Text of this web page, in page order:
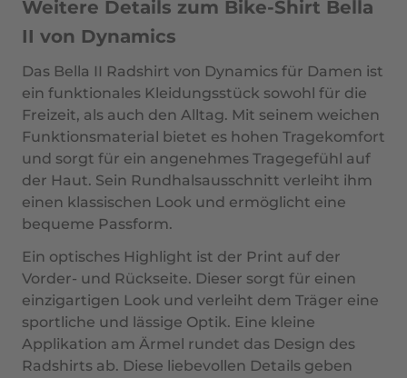
Weitere Details zum Bike-Shirt Bella
II von Dynamics
Das Bella II Radshirt von Dynamics für Damen ist
ein funktionales Kleidungsstück sowohl für die
Freizeit, als auch den Alltag. Mit seinem weichen
Funktionsmaterial bietet es hohen Tragekomfort
und sorgt für ein angenehmes Tragegefühl auf
der Haut. Sein Rundhalsausschnitt verleiht ihm
einen klassischen Look und ermöglicht eine
bequeme Passform.
Ein optisches Highlight ist der Print auf der
Vorder- und Rückseite. Dieser sorgt für einen
einzigartigen Look und verleiht dem Träger eine
sportliche und lässige Optik. Eine kleine
Applikation am Ärmel rundet das Design des
Radshirts ab. Diese liebevollen Details geben